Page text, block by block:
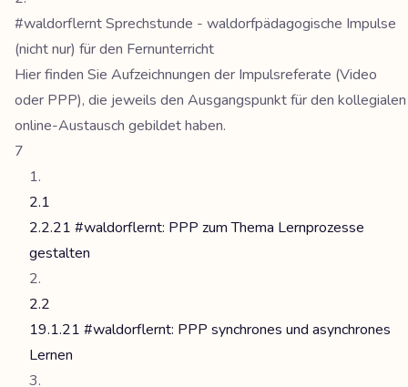
#waldorflernt Sprechstunde - waldorfpädagogische Impulse
(nicht nur) für den Fernunterricht
Hier finden Sie Aufzeichnungen der Impulsreferate (Video
oder PPP), die jeweils den Ausgangspunkt für den kollegialen
online-Austausch gebildet haben.
7
2.1
2.2.21 #waldorflernt: PPP zum Thema Lernprozesse
gestalten
2.2
19.1.21 #waldorflernt: PPP synchrones und asynchrones
Lernen